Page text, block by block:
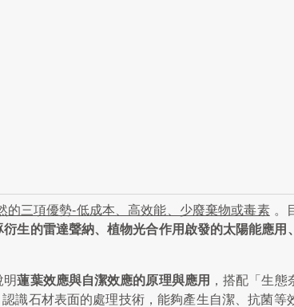
三項優勢-低成本、高效能、少廢棄物或毒素 。
生的雷達聲納、植物光合作用啟發的太陽能應用
明蓮葉效應與自潔效應的原理與應用 ，搭配「生
識石材表面的處理技術，能夠產生自潔、抗菌等